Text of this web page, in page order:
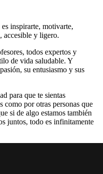
inspirarte, motivarte,
accesible y ligero.
todos expertos y
de vida saludable. Y
su entusiasmo y sus
para que te sientas
como por otras personas que
si de algo estamos también
juntos, todo es infinitamente